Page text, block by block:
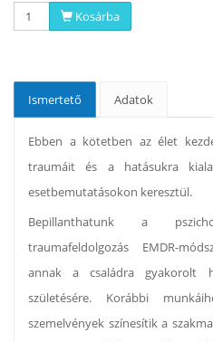
Kosárba
Ismertető Adatok
Ebben a kötetben az élet
traumáit és a hatásukra
esetbemutatásokon keresztül.
Bepillanthatunk a
traumafeldolgozás EMDR-
annak a családra gyakorolt
születésére. Korábbi
szemelvények színesítik a